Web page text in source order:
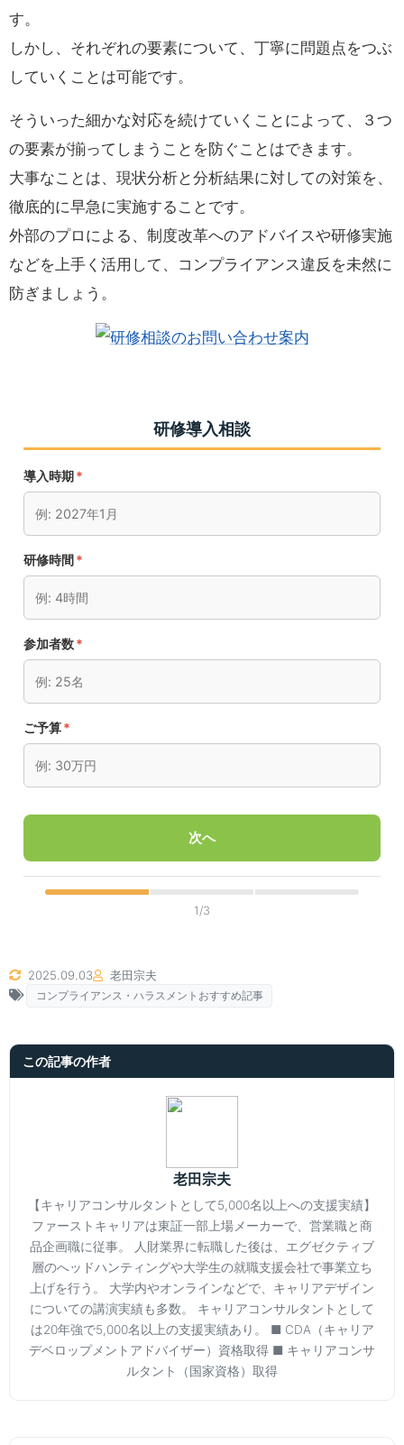
す。
しかし、それぞれの要素について、丁寧に問題点をつぶ
していくことは可能です。
そういった細かな対応を続けていくことによって、３つ
の要素が揃ってしまうことを防ぐことはできます。
大事なことは、現状分析と分析結果に対しての対策を、
徹底的に早急に実施することです。
外部のプロによる、制度改革へのアドバイスや研修実施
などを上手く活用して、コンプライアンス違反を未然に
防ぎましょう。
研修導入相談
導入時期*
研修時間*
参加者数*
ご予算*
次へ
1/3
2025.09.03 老田宗夫
コンプライアンス・ハラスメントおすすめ記事
この記事の作者
老田宗夫
【キャリアコンサルタントとして5,000名以上への支援実績】
ファーストキャリアは東証一部上場メーカーで、営業職と商
品企画職に従事。 人財業界に転職した後は、エグゼクティブ
層のへッドハンティングや大学生の就職支援会社で事業立ち
上げを行う。 大学内やオンラインなどで、キャリアデザイン
についての講演実績も多数。 キャリアコンサルタントとして
は20年強で5,000名以上の支援実績あり。 ■ CDA（キャリア
デベロップメントアドバイザー）資格取得 ■ キャリアコンサ
ルタント（国家資格）取得